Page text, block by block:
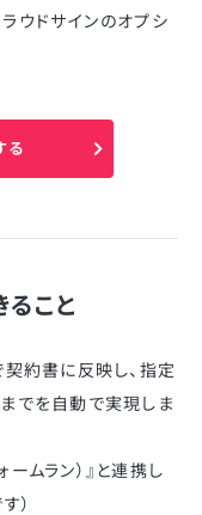
ウドサインのオプシ
る
ること
約書に反映し、指定
でを自動で実現しま
ムラン）』と連携し
）